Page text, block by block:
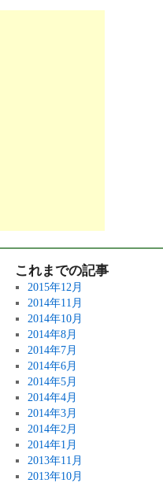
これまでの記事
2015年12月
2014年11月
2014年10月
2014年8月
2014年7月
2014年6月
2014年5月
2014年4月
2014年3月
2014年2月
2014年1月
2013年11月
2013年10月